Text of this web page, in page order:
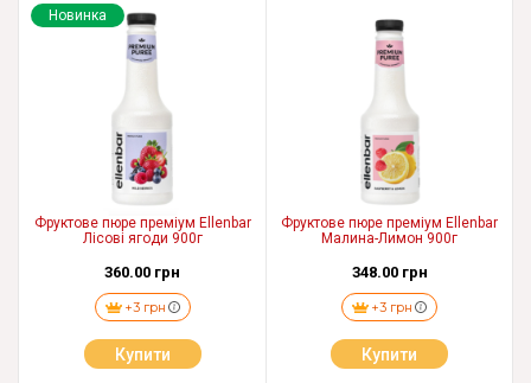
Новинка
Фруктове пюре преміум Ellenbar
Лісові ягоди 900г
360.00 грн
+3 грн
Купити
Фруктове пюре преміум Ellenbar
Малина-Лимон 900г
348.00 грн
+3 грн
Купити